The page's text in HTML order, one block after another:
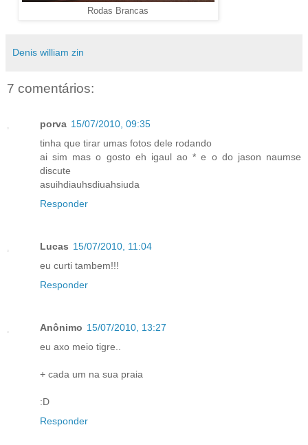
Rodas Brancas
Denis william zin
7 comentários:
porva 15/07/2010, 09:35
tinha que tirar umas fotos dele rodando
ai sim mas o gosto eh igaul ao * e o do jason naumse
discute
asuihdiauhsdiuahsiuda
Responder
Lucas 15/07/2010, 11:04
eu curti tambem!!!
Responder
Anônimo 15/07/2010, 13:27
eu axo meio tigre..
+ cada um na sua praia
:D
Responder